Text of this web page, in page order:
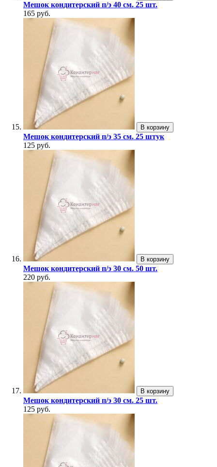
Мешок кондитерский п/э 40 см. 25 шт.
165 руб.
В корзину
Мешок кондитерский п/э 35 см. 25 штук
125 руб.
В корзину
Мешок кондитерский п/э 30 см. 50 шт.
220 руб.
В корзину
Мешок кондитерский п/э 30 см. 25 шт.
125 руб.